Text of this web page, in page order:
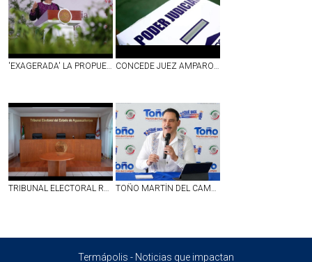
'EXAGERADA' LA PROPUESTA PRESUPUESTAL DEL INE PARA 2027; ES MÁS DEL COSTO DE LA ELECCIÓN DE 2024: SHEINBAUM CONCEDE JUEZ AMPARO ¡CONTRA!
TRIBUNAL ELECTORAL RESPONDE A MARTHA MÁRQUEZ QUE SU INHABILITACIÓN NO SE LITIGA EN EL ÁMBITO ELECTORAL TOÑO MARTÍN DEL CAMPO CONVOCA AL FORO DE SEGURIDAD PÚBLICA
Termápolis - Noticias que impactan